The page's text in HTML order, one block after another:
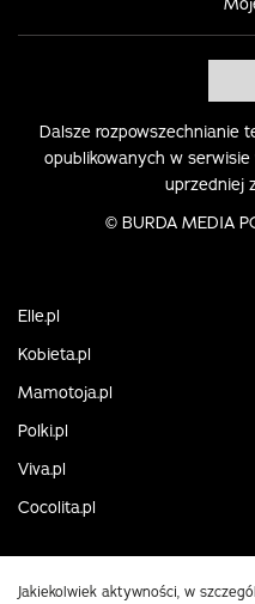
Dalsze rozpowszechnianie
opublikowanych w
uprzedniej
© BURDA MEDIA
Elle.pl
Kobieta.pl
Mamotoja.pl
Polki.pl
Viva.pl
Cocolita.pl
Jakiekolwiek aktywności, w